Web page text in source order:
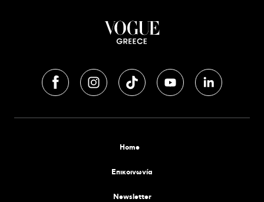
Home
Επικοινωνία
Newsletter